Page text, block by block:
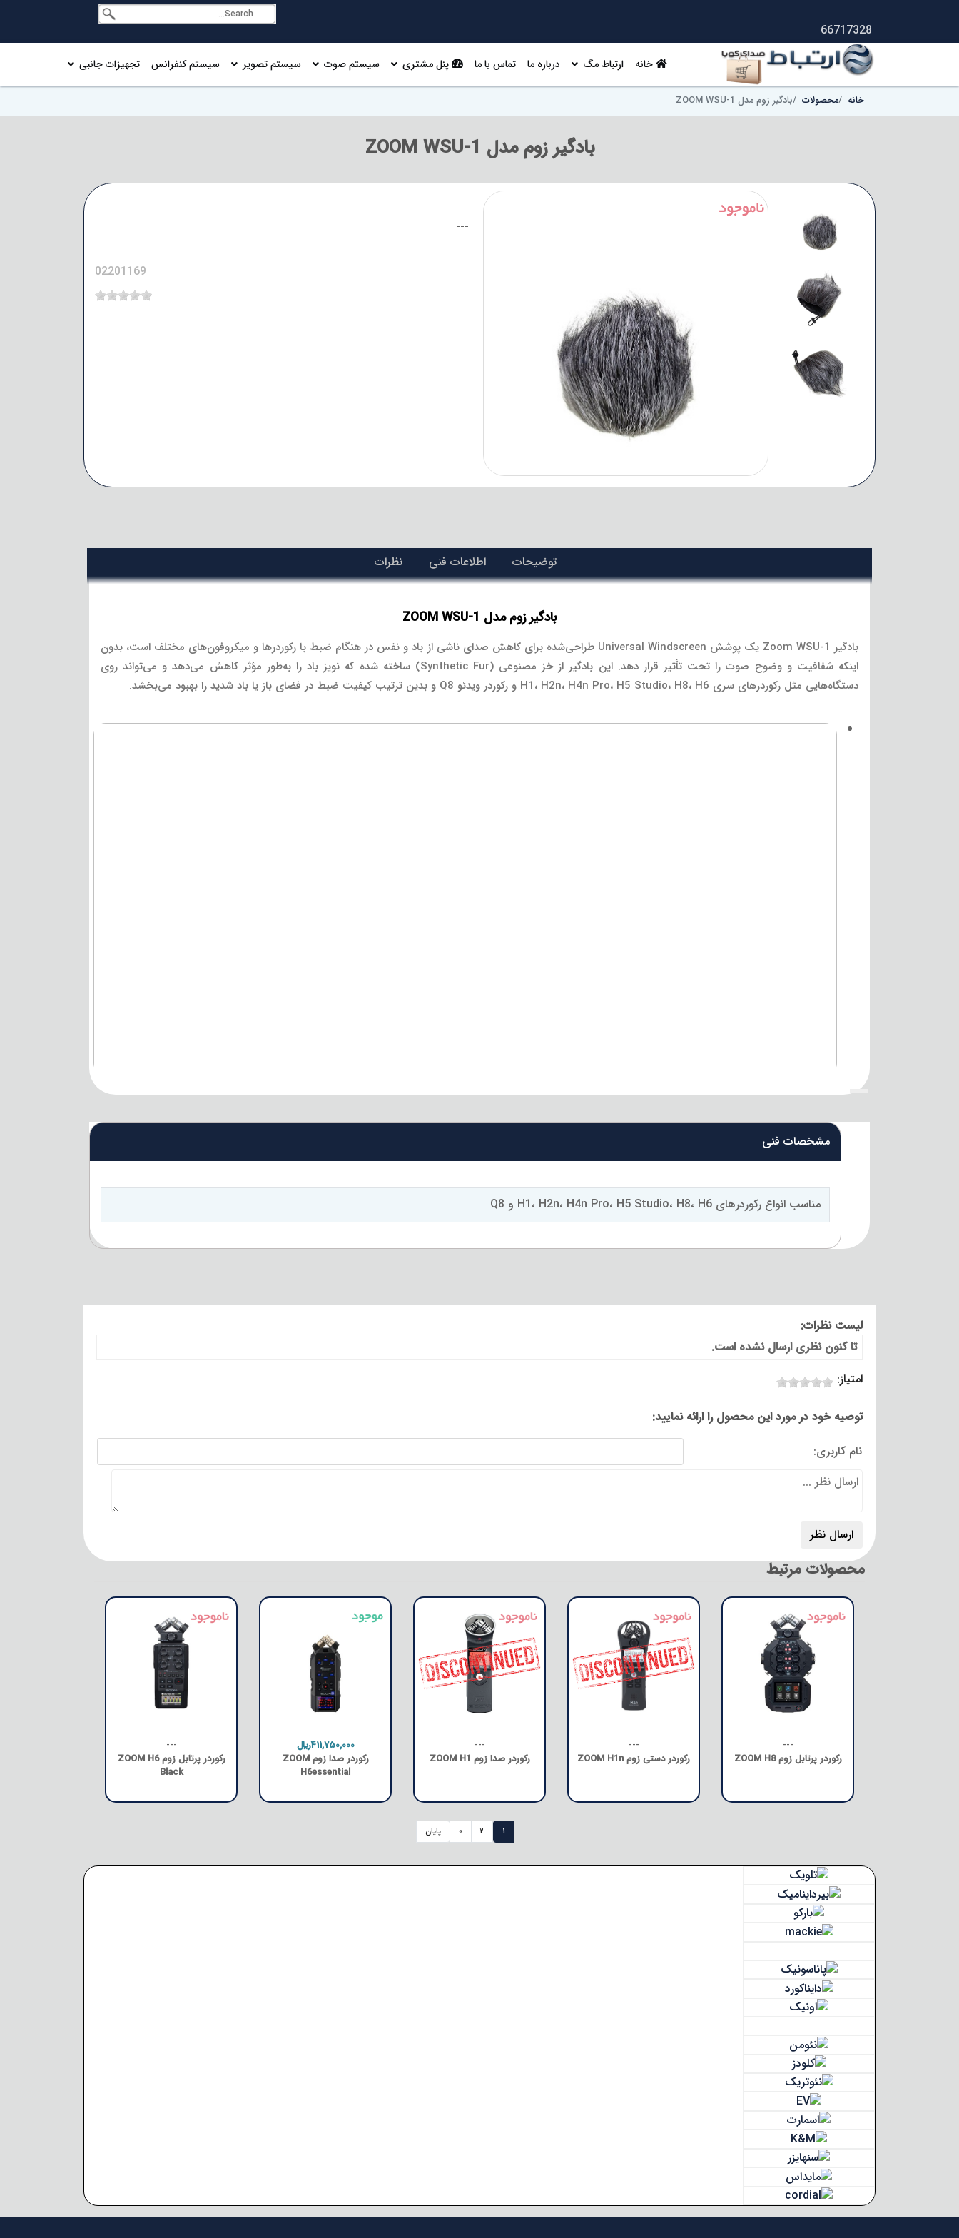
66717328
خانه ارتباط مگ درباره ما تماس با ما پنل مشتری سیستم صوت سیستم تصویر سیستم کنفرانس تجهیزات جانبی
خانه محصولات بادگیر زوم مدل ZOOM WSU-1
بادگیر زوم مدل ZOOM WSU-1
---
02201169
توضیحات اطلاعات فنی نظرات
بادگیر زوم مدل ZOOM WSU-1
بادگیر Zoom WSU-1 یک پوشش Universal Windscreen طراحی‌شده برای کاهش صدای ناشی از باد و نفس در هنگام ضبط با رکوردرها و میکروفون‌های مختلف است، بدون
اینکه شفافیت و وضوح صوت را تحت تأثیر قرار دهد. این بادگیر از خز مصنوعی (Synthetic Fur) ساخته شده که نویز باد را به‌طور مؤثر کاهش می‌دهد و می‌تواند روی
دستگاه‌هایی مثل رکوردرهای سری H1، H2n، H4n Pro، H5 Studio، H8، H6 و رکوردر ویدئو Q8 و بدین ترتیب کیفیت ضبط در فضای باز یا باد شدید را بهبود می‌بخشد.
{title}
مشخصات فنی
مناسب انواع رکوردرهای H1، H2n، H4n Pro، H5 Studio، H8، H6 و Q8
لیست نظرات:
تا کنون نظری ارسال نشده است.
امتیاز:
توصیه خود در مورد این محصول را ارائه نمایید:
نام کاربری:
محصولات مرتبط
---
رکوردر پرتابل زوم ZOOM H8
---
رکوردر دستی زوم ZOOM H1n
---
رکوردر صدا زوم ZOOM H1
411,750,000﷼
رکوردر صدا زوم ZOOM
H6essential
---
رکوردر پرتابل زوم ZOOM H6
Black
1
2
» پایان